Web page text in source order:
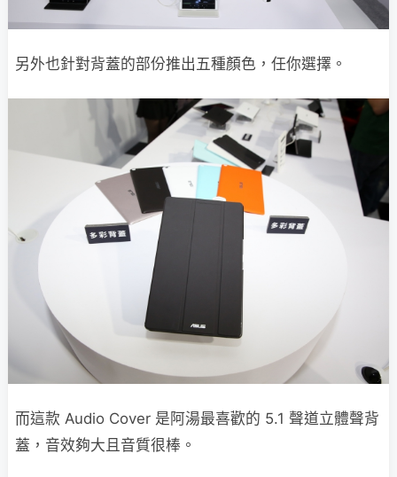
另外也針對背蓋的部份推出五種顏色，任你選擇。
而這款 Audio Cover 是阿湯最喜歡的 5.1 聲道立體聲背
蓋，音效夠大且音質很棒。